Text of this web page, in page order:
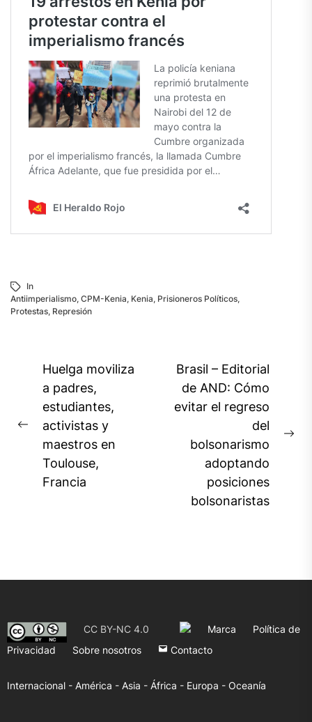
In
Antiimperialismo, CPM-Kenia, Kenia, Prisioneros Políticos,
Protestas, Represión
Navegación
entradas
Previous
post:
Huelga moviliza
a padres,
estudiantes,
activistas y
maestros en
Toulouse,
Francia
Brasil – Editorial
de AND: Cómo
evitar el regreso
del
bolsonarismo
adoptando
posiciones
bolsonaristas
CC BY-NC 4.0 Marca
Política de
Privacidad
Sobre nosotros Contacto
Internacional - América - Asia - África - Europa - Oceanía